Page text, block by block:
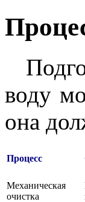
воду
она
Процесс
Механическая
очистка